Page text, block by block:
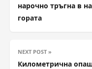
нарочно тръгна в
гората
NEXT POST »
Километрична